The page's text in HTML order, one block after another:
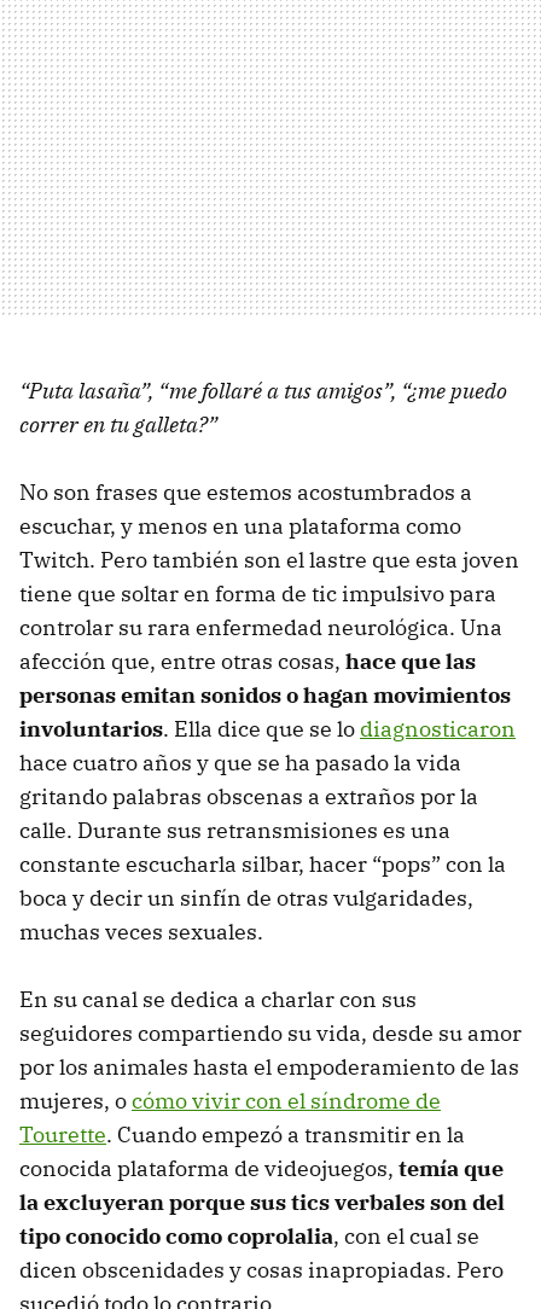
“Puta lasaña”, “me follaré a tus amigos”, “¿me puedo
correr en tu galleta?”
No son frases que estemos acostumbrados a
escuchar, y menos en una plataforma como
Twitch. Pero también son el lastre que esta joven
tiene que soltar en forma de tic impulsivo para
controlar su rara enfermedad neurológica. Una
afección que, entre otras cosas, hace que las
personas emitan sonidos o hagan movimientos
involuntarios. Ella dice que se lo diagnosticaron
hace cuatro años y que se ha pasado la vida
gritando palabras obscenas a extraños por la
calle. Durante sus retransmisiones es una
constante escucharla silbar, hacer “pops” con la
boca y decir un sinfín de otras vulgaridades,
muchas veces sexuales.
En su canal se dedica a charlar con sus
seguidores compartiendo su vida, desde su amor
por los animales hasta el empoderamiento de las
mujeres, ocómo vivir con el síndrome de
Tourette. Cuando empezó a transmitir en la
conocida plataforma de videojuegos, temía que
la excluyeran porque sus tics verbales son del
tipo conocido como coprolalia, con el cual se
dicen obscenidades y cosas inapropiadas. Pero
sucedió todo lo contrario.